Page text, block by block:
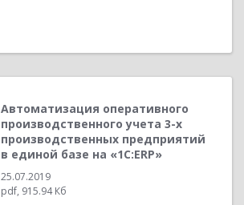
Автоматизация оперативного
производственного учета 3-х
производственных предприятий
в единой базе на «1С:ERP»
25.07.2019
pdf, 915.94 Кб